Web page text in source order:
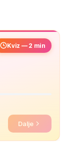
Kviz — 2 min
Dalje